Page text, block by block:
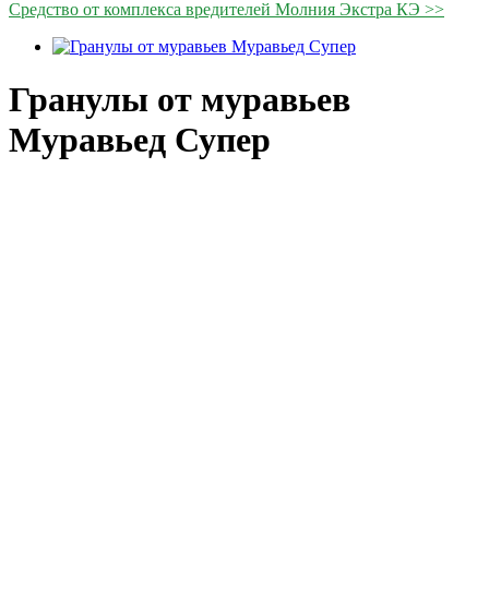
Средство от комплекса вредителей Молния Экстра КЭ >>
Гранулы от муравьев
Муравьед Супер